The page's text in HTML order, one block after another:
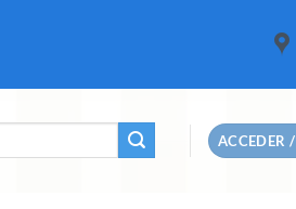
ACCEDER